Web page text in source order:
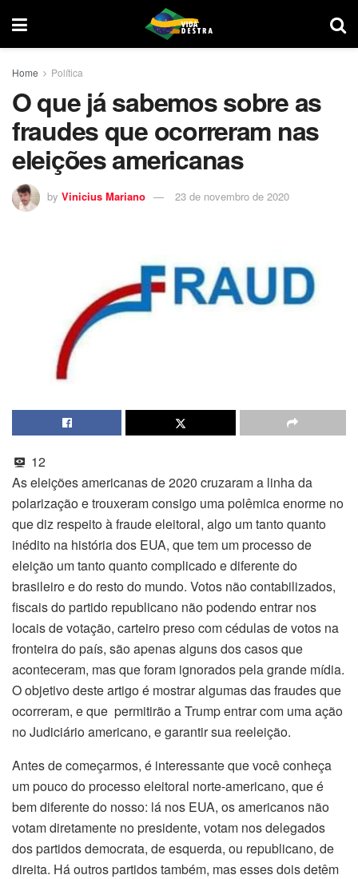
Home Política
O que já sabemos sobre as
fraudes que ocorreram nas
eleições americanas
by Vinicius Mariano 23 de novembro de 2020
12
As eleições americanas de 2020 cruzaram a linha da
polarização e trouxeram consigo uma polêmica enorme no
que diz respeito à fraude eleitoral, algo um tanto quanto
inédito na história dos EUA, que tem um processo de
eleição um tanto quanto complicado e diferente do
brasileiro e do resto do mundo. Votos não contabilizados,
fiscais do partido republicano não podendo entrar nos
locais de votação, carteiro preso com cédulas de votos na
fronteira do país, são apenas alguns dos casos que
aconteceram, mas que foram ignorados pela grande mídia.
O objetivo deste artigo é mostrar algumas das fraudes que
ocorreram, e que permitirão a Trump entrar com uma ação
no Judiciário americano, e garantir sua reeleição.
Antes de começarmos, é interessante que você conheça
um pouco do processo eleitoral norte-americano, que é
bem diferente do nosso: lá nos EUA, os americanos não
votam diretamente no presidente, votam nos delegados
dos partidos democrata, de esquerda, ou republicano, de
direita. Há outros partidos também, mas esses dois detêm